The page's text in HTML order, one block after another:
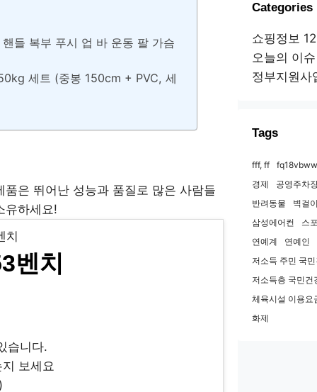
들 복부 푸시 업 바 운동 팔 가슴
세트 (중봉 150cm + PVC, 세
은 뛰어난 성능과 품질로 많은 사람들
유하세요!
벤치
습니다.
보세요
Categories
쇼핑정보
오늘의 이슈
정부지원사
Tags
fff, ff
경제
공영주차
반려동물
벽걸
삼성에어컨
스
연예계
연예인
저소득 주민 국
저소득층 국민건
체육시설 이용요
화제